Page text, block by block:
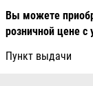
Вы можете
розничной цене с
Пункт выдачи